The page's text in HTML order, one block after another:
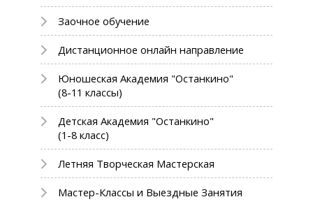
Заочное обучение
Дистанционное онлайн направление
Юношеская Академия "Останкино"
(8-11 классы)
Детская Академия "Останкино"
(1-8 класс)
Летняя Творческая Мастерская
Мастер-Классы и Выездные Занятия